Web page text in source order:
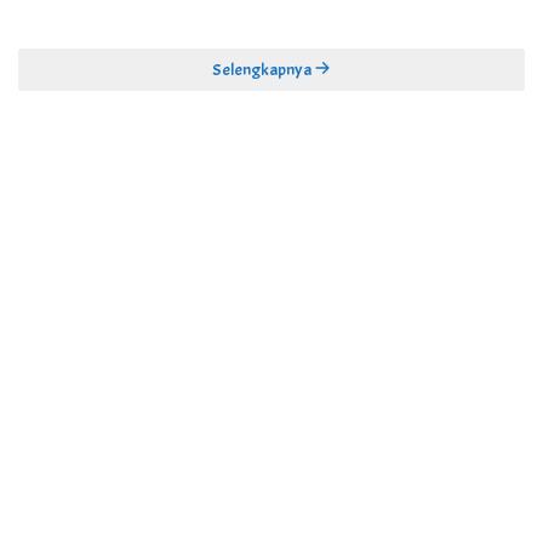
Selengkapnya